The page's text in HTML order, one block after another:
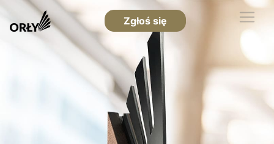
Zgłoś się